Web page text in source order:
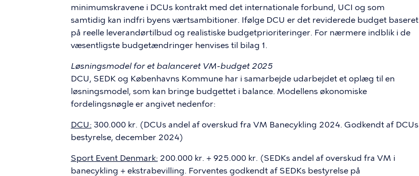
minimumskravene i DCUs kontrakt med det internationale forbund, UCI og som
samtidig kan indfri byens værtsambitioner. Ifølge DCU er det reviderede budget baseret
på reelle leverandørtilbud og realistiske budgetprioriteringer. For nærmere indblik i de
væsentligste budgetændringer henvises til bilag 1.
Løsningsmodel for et balanceret VM-budget 2025
DCU, SEDK og Københavns Kommune har i samarbejde udarbejdet et oplæg til en
løsningsmodel, som kan bringe budgettet i balance. Modellens økonomiske
fordelingsnøgle er angivet nedenfor:
DCU: 300.000 kr. (DCUs andel af overskud fra VM Banecykling 2024. Godkendt af DCUs
bestyrelse, december 2024)
Sport Event Denmark: 200.000 kr. + 925.000 kr. (SEDKs andel af overskud fra VM i
banecykling + ekstrabevilling. Forventes godkendt af SEDKs bestyrelse på